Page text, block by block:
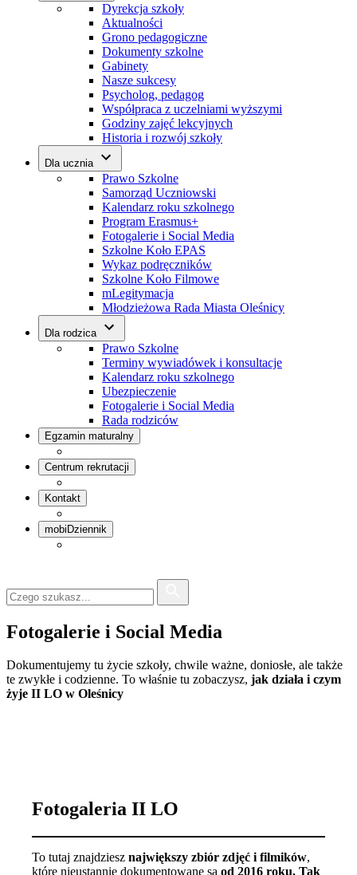
Dyrekcja szkoły
Aktualności
Grono pedagogiczne
Dokumenty szkolne
Gabinety
Nasze sukcesy
Psycholog, pedagog
Współpraca z uczelniami wyższymi
Godziny zajęć lekcyjnych
Historia i rozwój szkoły
Dla ucznia
Prawo Szkolne
Samorząd Uczniowski
Kalendarz roku szkolnego
Program Erasmus+
Fotogalerie i Social Media
Szkolne Koło EPAS
Wykaz podręczników
Szkolne Koło Filmowe
mLegitymacja
Młodzieżowa Rada Miasta Oleśnicy
Dla rodzica
Prawo Szkolne
Terminy wywiadówek i konsultacje
Kalendarz roku szkolnego
Ubezpieczenie
Fotogalerie i Social Media
Rada rodziców
Egzamin maturalny
Centrum rekrutacji
Kontakt
mobiDziennik
Fotogalerie i Social Media
Dokumentujemy tu życie szkoły, chwile ważne, doniosłe, ale także
te zwykłe i codzienne. To właśnie tu zobaczysz, jak działa i czym
żyje II LO w Oleśnicy
Fotogaleria II LO
To tutaj znajdziesz największy zbiór zdjęć i filmików,
które nieustannie dokumentowane są od 2016 roku. Tak